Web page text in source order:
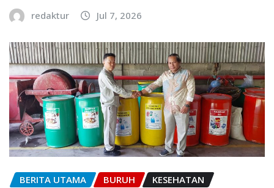
redaktur Jul 7, 2026
BERITA UTAMA BURUH KESEHATAN